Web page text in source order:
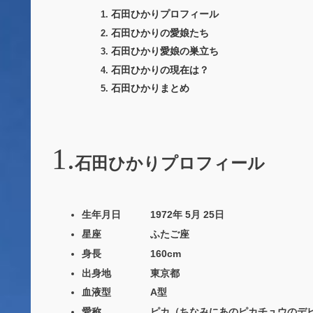
石田ひかりプロフィール
石田ひかりの愛娘たち
石田ひかり愛娘の巣立ち
石田ひかりの現在は？
石田ひかりまとめ
石田ひかりプロフィール
生年月日 1972年 5月 25日
星座 ふたご座
身長 160cm
出身地 東京都
血液型 A型